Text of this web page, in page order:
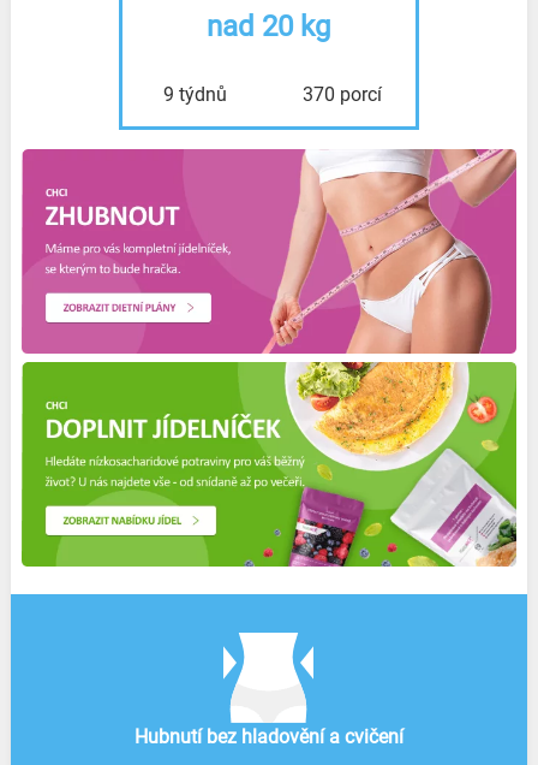
nad 20 kg
9 týdnů 370 porcí
Hubnutí bez hladovění a cvičení